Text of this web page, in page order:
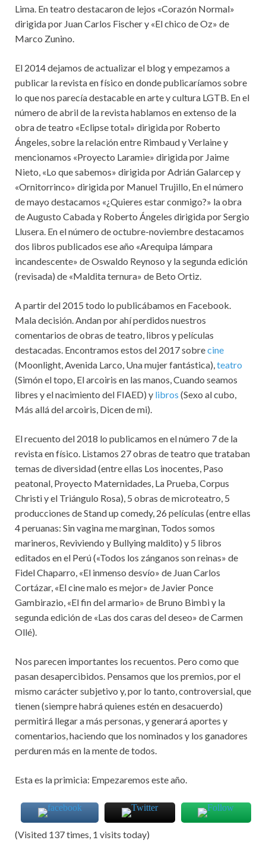
Lima. En teatro destacaron de lejos «Corazón Normal»
dirigida por Juan Carlos Fischer y «El chico de Oz» de
Marco Zunino.
El 2014 dejamos de actualizar el blog y empezamos a
publicar la revista en físico en donde publicaríamos sobre
lo que nos parecía destacable en arte y cultura LGTB. En el
número de abril de la revista hablamos en extenso de la
obra de teatro «Eclipse total» dirigida por Roberto
Ángeles, sobre la relación entre Rimbaud y Verlaine y
mencionamos «Proyecto Laramie» dirigida por Jaime
Nieto, «Lo que sabemos» dirigida por Adrián Galarcep y
«Ornitorrinco» dirigida por Manuel Trujillo, En el número
de mayo destacamos «¿Quieres estar conmigo?» la obra
de Augusto Cabada y Roberto Ángeles dirigida por Sergio
Llusera. En el número de octubre-noviembre destacamos
dos libros publicados ese año «Arequipa lámpara
incandescente» de Oswaldo Reynoso y la segunda edición
(revisada) de «Maldita ternura» de Beto Ortiz.
A partir del 2015 todo lo publicábamos en Facebook.
Mala decisión. Andan por ahí perdidos nuestros
comentarios de obras de teatro, libros y películas
destacadas. Encontramos estos del 2017 sobrecine
(Moonlight, Avenida Larco, Una mujer fantástica),teatro
(Simón el topo, El arcoiris en las manos, Cuando seamos
libres y el nacimiento del FIAED) y libros (Sexo al cubo,
Más allá del arcoiris, Dicen de mi).
El recuento del 2018 lo publicamos en el número 7 de la
revista en físico. Listamos 27 obras de teatro que trataban
temas de diversidad (entre ellas Los inocentes, Paso
peatonal, Proyecto Maternidades, La Prueba, Corpus
Christi y el Triángulo Rosa), 5 obras de microteatro, 5
producciones de Stand up comedy, 26 películas (entre ellas
4 peruanas: Sin vagina me marginan, Todos somos
marineros, Reviviendo y Bullying maldito) y 5 libros
editados en el Perú («Todos los zánganos son reinas» de
Fidel Chaparro, «El inmenso desvío» de Juan Carlos
Cortázar, «El cine malo es mejor» de Javier Ponce
Gambirazio, «El fin del armario» de Bruno Bimbi y la
segunda edición de «Las dos caras del deseo» de Carmen
Ollé).
Nos parecen importantes los recuentos. Pero como que
pasan desapercibidos. Pensamos que los premios, por el
mismo carácter subjetivo y, por lo tanto, controversial, que
tienen (siempre habrá quienes estén en desacuerdo)
permitirá llegar a más personas, y generará aportes y
comentarios, haciendo que los nominados y los ganadores
perduren más en la mente de todos.
Esta es la primicia: Empezaremos este año.
(Visited 137 times, 1 visits today)